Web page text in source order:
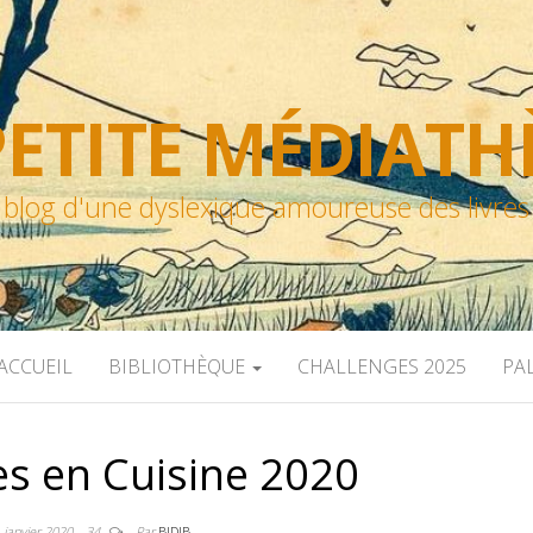
blog d'une dyslexique amoureuse des livres
BIBLIOTHÈQUE CHALLENGES 2025
en Cuisine 2020